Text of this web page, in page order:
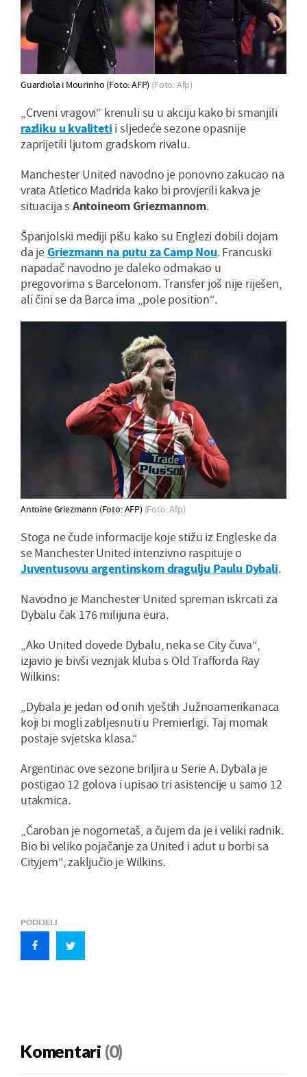
Guardiola i Mourinho (Foto: AFP) (Foto: Afp)
„Crveni vragovi“ krenuli su u akciju kako bi smanjili
razliku u kvaliteti i sljedeće sezone opasnije
zaprijetili ljutom gradskom rivalu.
Manchester United navodno je ponovno zakucao na
vrata Atletico Madrida kako bi provjerili kakva je
situacija s Antoineom Griezmannom.
Španjolski mediji pišu kako su Englezi dobili dojam
da jeGriezmann na putu za Camp Nou. Francuski
napadač navodno je daleko odmakao u
pregovorima s Barcelonom. Transfer još nije riješen,
ali čini se da Barca ima „pole position“.
Antoine Griezmann (Foto: AFP) (Foto: Afp)
Stoga ne čude informacije koje stižu iz Engleske da
se Manchester United intenzivno raspituje o
Juventusovu argentinskom dragulju Paulu Dybali.
Navodno je Manchester United spreman iskrcati za
Dybalu čak 176 milijuna eura.
„Ako United dovede Dybalu, neka se City čuva“,
izjavio je bivši veznjak kluba s Old Trafforda Ray
Wilkins:
„Dybala je jedan od onih vještih Južnoamerikanaca
koji bi mogli zabljesnuti u Premierligi. Taj momak
postaje svjetska klasa.“
Argentinac ove sezone briljira u Serie A. Dybala je
postigao 12 golova i upisao tri asistencije u samo 12
utakmica.
„Čaroban je nogometaš, a čujem da je i veliki radnik.
Bio bi veliko pojačanje za United i adut u borbi sa
Cityjem“, zaključio je Wilkins.
PODIJELI
Komentari (0)